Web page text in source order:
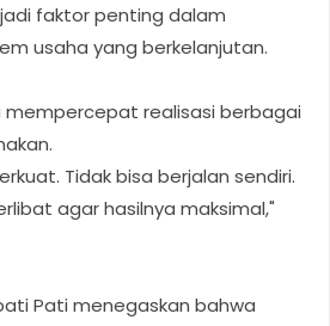
faktor penting dalam
usaha yang berkelanjutan.
mempercepat realisasi berbagai
Tidak bisa berjalan sendiri.
agar hasilnya maksimal,"
Pati menegaskan bahwa